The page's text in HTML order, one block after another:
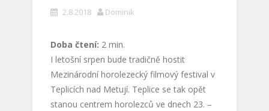
2.8.2018 Dominik
Doba čtení: 2 min.
I letošní srpen bude tradičně hostit
Mezinárodní horolezecký filmový festival v
Teplicích nad Metují. Teplice se tak opět
stanou centrem horolezců ve dnech 23. –